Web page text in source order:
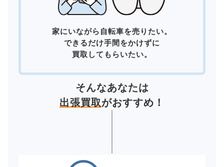
家にいながら自転車を売りたい。
できるだけ手間をかけずに
買取してもらいたい。
そんなあなたは
出張買取がおすすめ！